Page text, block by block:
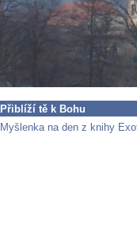
Přiblíží tě k Bohu
Myšlenka na den z knihy